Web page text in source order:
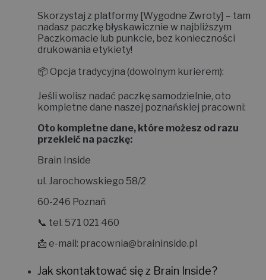
Skorzystaj z platformy [Wygodne Zwroty] – tam
nadasz paczkę błyskawicznie w najbliższym
Paczkomacie lub punkcie, bez konieczności
drukowania etykiety!
📦 Opcja tradycyjna (dowolnym kurierem):
Jeśli wolisz nadać paczkę samodzielnie, oto
kompletne dane naszej poznańskiej pracowni:
Oto kompletne dane, które możesz od razu
przekleić na paczkę:
Brain Inside
ul. Jarochowskiego 58/2
60-246 Poznań
📞 tel. 571 021 460
📩 e-mail: pracownia@braininside.pl
Jak skontaktować się z Brain Inside?